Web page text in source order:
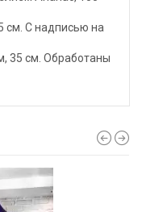
см. С надписью на
35 см. Обработаны